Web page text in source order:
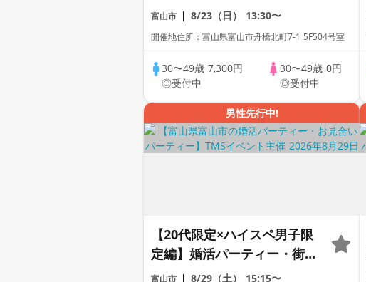
ン ～真剣な出会い～
富山市 8/23（日） 13:30〜
開催地住所：富山県富山市舟橋北町7-1 5F504号室
30〜49歳 7,300円
◎受付中
30〜49歳 0円
◎受付中
男性先行中!
【20代限定×ハイスペ男子限
定編】婚活パーティー・街コ
ン ～真剣な出会い～
富山市 8/29（土） 15:15〜